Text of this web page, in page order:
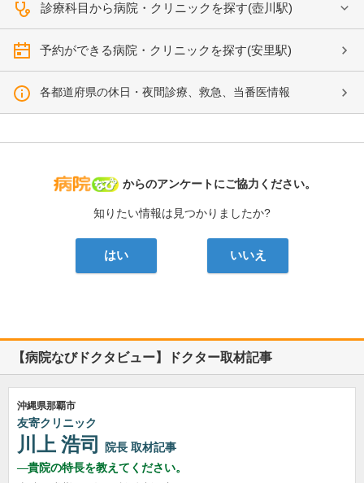
診療科目から病院・クリニックを探す(壺川駅)
予約ができる病院・クリニックを探す(安里駅)
各都道府県の休日・夜間診療、救急、当番医情報
病院なび
からのアンケートにご協力ください。
知りたい情報は見つかりましたか?
はい いいえ
【病院なびドクタビュー】ドクター取材記事
沖縄県那覇市
友寄クリニック
川上 浩司 院長 取材記事
貴院の特長を教えてください。